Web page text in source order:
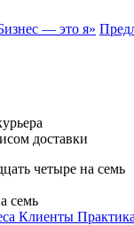
— это я»
доставки
четыре на семь
семь
Клиенты Практика